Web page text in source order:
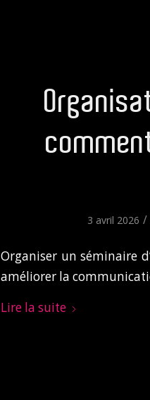
3 avril 2026 /
Organiser un séminaire
améliorer la
Lire la suite